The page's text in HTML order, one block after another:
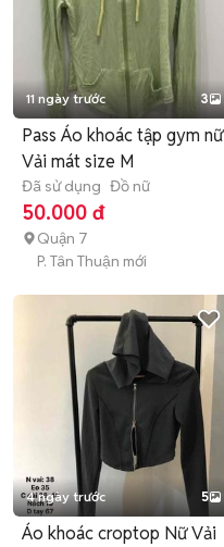
11 ngày trước 3
Pass Áo khoác tập gym nữ
Vải mát size M
Đã sử dụng Đồ nữ
50.000 đ
Quận 7
P. Tân Thuận mới
4 ngày trước 5
Áo khoác croptop Nữ Vải